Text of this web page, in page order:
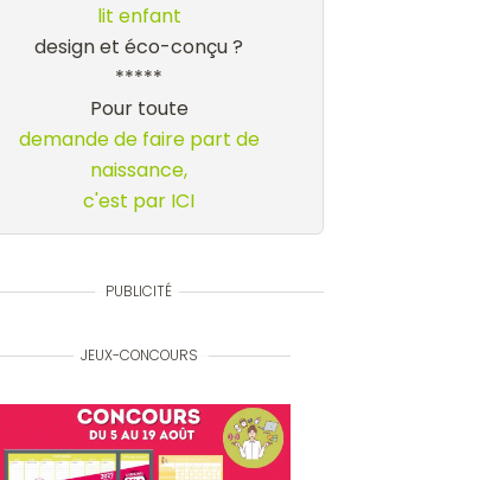
lit enfant
design et éco-conçu ?
*****
Pour toute
demande de faire part de
naissance,
c'est par ICI
PUBLICITÉ
JEUX-CONCOURS